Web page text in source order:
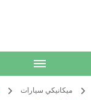
ميكانيكي سيارات